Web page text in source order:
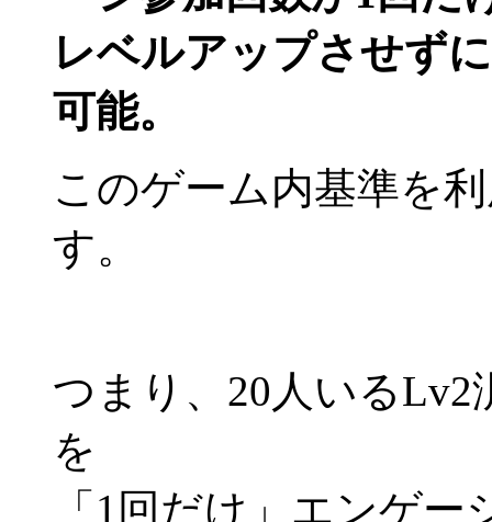
レベルアップさせず
可能。
このゲーム内基準を
す。
つまり、20人いる
を
「1回だけ」エンゲ